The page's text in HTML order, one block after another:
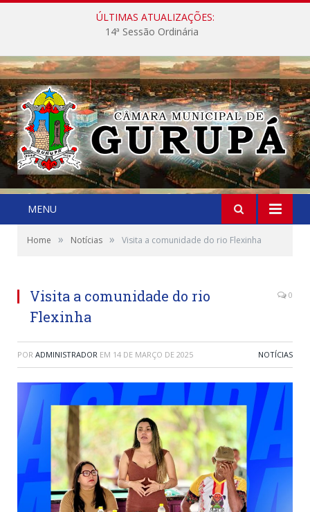
ÚLTIMAS ATUALIZAÇÕES:
14ª Sessão Ordinária
MENU
Home » Notícias » Visita a comunidade do rio Flexinha
Visita a comunidade do rio
Flexinha
0
POR ADMINISTRADOR EM 14 DE MARÇO DE 2025 NOTÍCIAS